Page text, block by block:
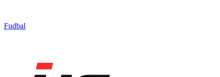
Fudbal